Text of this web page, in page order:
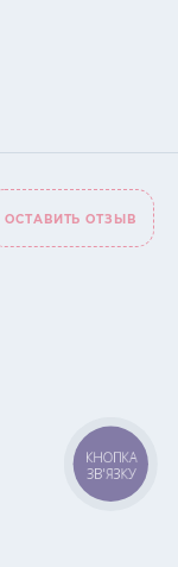
ОСТАВИТЬ ОТЗЫВ
КНОПКА
ЗВ'ЯЗКУ